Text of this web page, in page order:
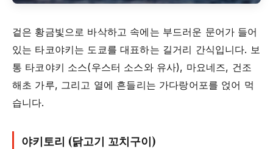
겉은 황금빛으로 바삭하고 속에는 부드러운 문어가 들어
있는 타코야키는 도쿄를 대표하는 길거리 간식입니다. 보
통 타코야키 소스(우스터 소스와 유사), 마요네즈, 건조
해초 가루, 그리고 열에 흔들리는 가다랑어포를 얹어 먹
습니다.
야키토리 (닭고기 꼬치구이)